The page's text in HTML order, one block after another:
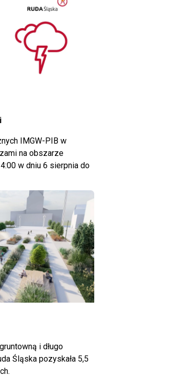
IMGW-PIB w
na obszarze
w dniu 6 sierpnia do
i długo
Śląska pozyskała 5,5